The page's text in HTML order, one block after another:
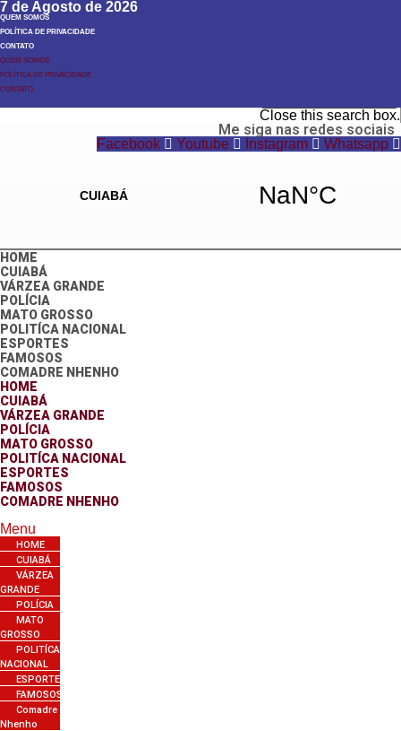
7 de Agosto de 2026
QUEM SOMOS
POLÍTICA DE PRIVACIDADE
CONTATO
QUEM SOMOS
POLÍTICA DE PRIVACIDADE
CONTATO
Close this search box.
Me siga nas redes sociais
Facebook Youtube Instagram Whatsapp
HOME
CUIABÁ
VÁRZEA GRANDE
POLÍCIA
MATO GROSSO
POLITÍCA NACIONAL
ESPORTES
FAMOSOS
COMADRE NHENHO
HOME
CUIABÁ
VÁRZEA GRANDE
POLÍCIA
MATO GROSSO
POLITÍCA NACIONAL
ESPORTES
FAMOSOS
COMADRE NHENHO
Menu
HOME
CUIABÁ
VÁRZEA
GRANDE
POLÍCIA
MATO
GROSSO
POLITÍCA
NACIONAL
ESPORTES
FAMOSOS
Comadre
Nhenho